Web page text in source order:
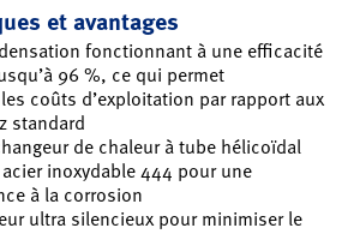
et avantages
fonctionnant à une efficacité
96 %, ce qui permet
coûts d’exploitation par rapport aux
standard
de chaleur à tube hélicoïdal
inoxydable 444 pour une
à la corrosion
ultra silencieux pour minimiser le